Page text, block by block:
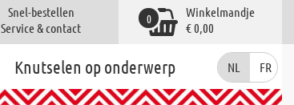
Snel-bestellen
Service & contact
Winkelmandje
€ 0,00
0
Knutselen op onderwerp NL FR